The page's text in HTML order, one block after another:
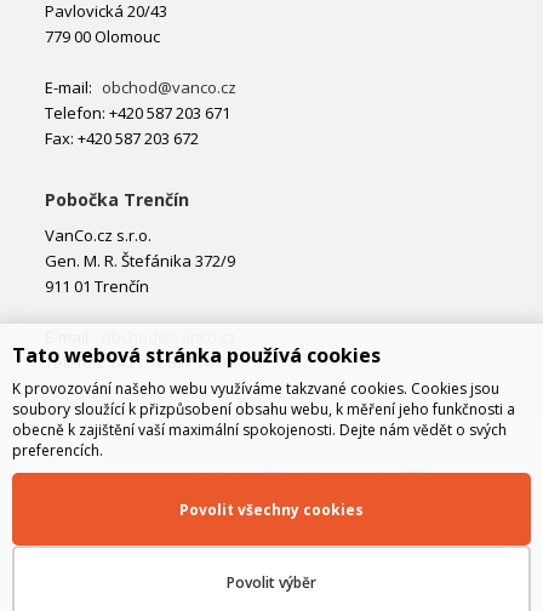
Pavlovická 20/43
779 00 Olomouc
E-mail: obchod@vanco.cz
Telefon: +420 587 203 671
Fax: +420 587 203 672
Pobočka Trenčín
VanCo.cz s.r.o.
Gen. M. R. Štefánika 372/9
911 01 Trenčín
Telefon: +421 32 877 74 02
Tato webová stránka používá cookies
K provozování našeho webu využíváme takzvané cookies. Cookies jsou
soubory sloužící k přizpůsobení obsahu webu, k měření jeho funkčnosti a
obecně k zajištění vaší maximální spokojenosti. Dejte nám vědět o svých
preferencích.
Povolit výběr
Povolit všechny cookies